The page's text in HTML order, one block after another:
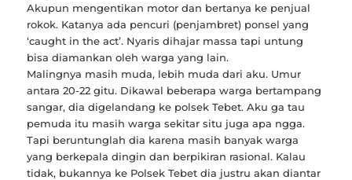
Akupun mengentikan motor dan bertanya ke penjual
rokok. Katanya ada pencuri (penjambret) ponsel yang
‘caught in the act’. Nyaris dihajar massa tapi untung
bisa diamankan oleh warga yang lain.
Malingnya masih muda, lebih muda dari aku. Umur
antara 20-22 gitu. Dikawal beberapa warga bertampang
sangar, dia digelandang ke polsek Tebet. Aku ga tau
pemuda itu masih warga sekitar situ juga apa ngga.
Tapi beruntunglah dia karena masih banyak warga
yang berkepala dingin dan berpikiran rasional. Kalau
tidak, bukannya ke Polsek Tebet dia justru akan diantar